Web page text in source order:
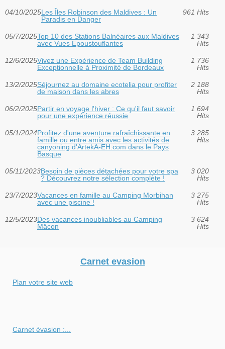
04/10/2025Les Îles Robinson des Maldives : Un
Paradis en Danger
961 Hits
05/7/2025Top 10 des Stations Balnéaires aux Maldives
avec Vues Époustouflantes
1 343
Hits
12/6/2025Vivez une Expérience de Team Building
Exceptionnelle à Proximité de Bordeaux
1 736
Hits
13/2/2025Séjournez au domaine ecotelia pour profiter
de maison dans les abres
2 188
Hits
06/2/2025Partir en voyage l'hiver : Ce qu'il faut savoir
pour une expérience réussie
1 694
Hits
05/1/2024Profitez d'une aventure rafraîchissante en
famille ou entre amis avec les activités de
canyoning d'ArtekA-EH.com dans le Pays
Basque
3 285
Hits
05/11/2023Besoin de pièces détachées pour votre spa
? Découvrez notre sélection complète !
3 020
Hits
23/7/2023Vacances en famille au Camping Morbihan
avec une piscine !
3 275
Hits
12/5/2023Des vacances inoubliables au Camping
Mâcon
3 624
Hits
Carnet evasion
Plan votre site web
Carnet évasion :...